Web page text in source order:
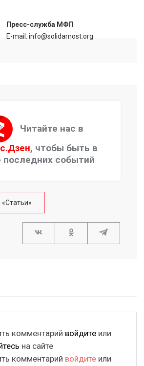
Пресс-служба МФП
E-mail: info@solidarnost.org
Читайте нас в
, чтобы быть в
последних событий
комментарий войдите или
на сайте
комментарий войдите или